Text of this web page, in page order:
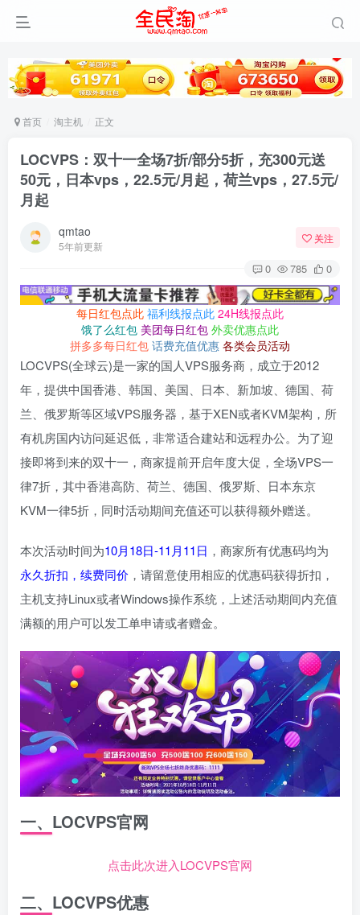
首页 淘主机 正文
LOCVPS：双十一全场7折/部分5折，充300元送
50元，日本vps，22.5元/月起，荷兰vps，27.5元/
月起
qmtao
5年前更新
关注
0 785 0
每日红包点此 福利线报点此 24H线报点此
饿了么红包 美团每日红包 外卖优惠点此
拼多多每日红包 话费充值优惠 各类会员活动
LOCVPS(全球云)是一家的国人VPS服务商，成立于2012
年，提供中国香港、韩国、美国、日本、新加坡、德国、荷
兰、俄罗斯等区域VPS服务器，基于XEN或者KVM架构，所
有机房国内访问延迟低，非常适合建站和远程办公。为了迎
接即将到来的双十一，商家提前开启年度大促，全场VPS一
律7折，其中香港高防、荷兰、德国、俄罗斯、日本东京
KVM一律5折，同时活动期间充值还可以获得额外赠送。
本次活动时间为10月18日-11月11日 ，商家所有优惠码均为
永久折扣，续费同价 ，请留意使用相应的优惠码获得折扣，
主机支持Linux或者Windows操作系统，上述活动期间内充值
满额的用户可以发工单申请或者赠金。
一、LOCVPS官网
点击此次进入LOCVPS官网
二、LOCVPS优惠